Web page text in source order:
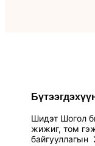
Шидэт Шогол
жижиг, том
байгууллагын